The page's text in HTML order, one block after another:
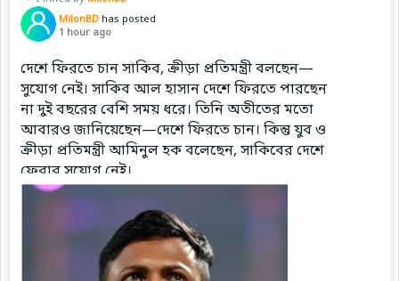
MilonBD has posted
1 hour ago
দেশে ফিরতে চান সাকিব, ক্রীড়া প্রতিমন্ত্রী বলছেন—
সুযোগ নেই। সাকিব আল হাসান দেশে ফিরতে পারছেন
না দুই বছরের বেশি সময় ধরে। তিনি অতীতের মতো
আবারও জানিয়েছেন—দেশে ফিরতে চান। কিন্তু যুব ও
ক্রীড়া প্রতিমন্ত্রী আমিনুল হক বলেছেন, সাকিবের দেশে
ফেরার সুযোগ নেই।